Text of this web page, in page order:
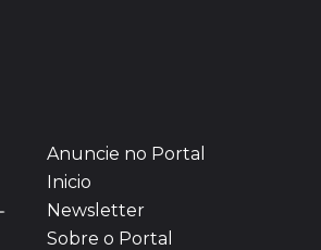
Anuncie no Portal
Inicio
Newsletter
Sobre o Portal